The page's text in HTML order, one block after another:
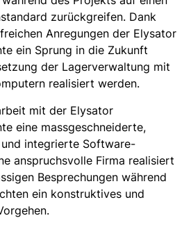
zurückgreifen. Dank
Anregungen der Elysator
ein Sprung in die Zukunft
der Lagerverwaltung mit
realisiert werden.
mit der Elysator
eine massgeschneiderte,
integrierte Software-
anspruchsvolle Firma realisiert
Besprechungen während
ein konstruktives und